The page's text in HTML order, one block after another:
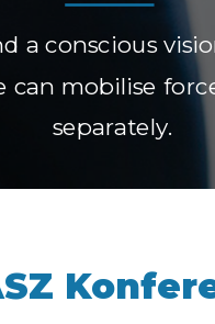
a conscious
mobilise
separately.